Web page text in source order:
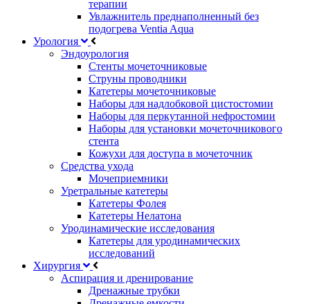
терапии
Увлажнитель преднаполненный без
подогрева Ventia Aqua
Урология
Эндоурология
Стенты мочеточниковые
Струны проводники
Катетеры мочеточниковые
Наборы для надлобковой цистостомии
Наборы для перкутанной нефростомии
Наборы для установки мочеточникового
стента
Кожухи для доступа в мочеточник
Средства ухода
Мочеприемники
Уретральные катетеры
Катетеры Фолея
Катетеры Нелатона
Уродинамические исследования
Катетеры для уродинамических
исследований
Хирургия
Аспирация и дренирование
Дренажные трубки